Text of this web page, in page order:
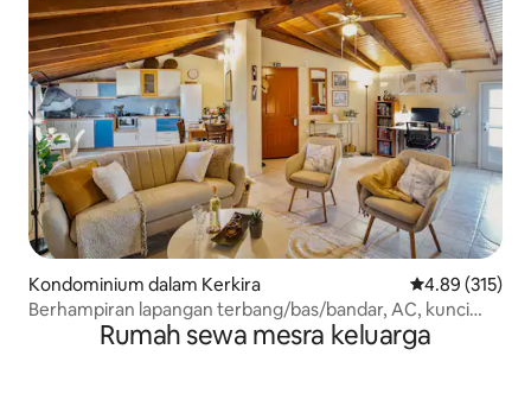
Kondominium dalam Kerkira Penarafan
4.89 (315)
Berhampiran lapangan terbang/bas/bandar, AC, kunci
pintar, dapur lengkap
Rumah sewa mesra keluarga